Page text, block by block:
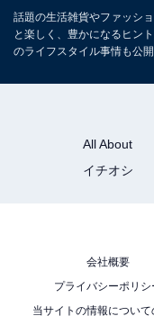
話題の生活雑貨やファッシ
と楽しく、豊かになるヒン
のライフスタイル事情も公開
All About
イチオシ
会社概要
プライバシーポリシ
当サイトの情報について